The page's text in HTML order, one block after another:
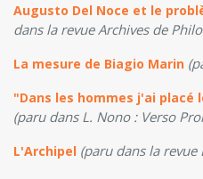
Augusto Del Noce et le
dans la revue Archives de
La mesure de Biagio Marin
"Dans les hommes j'ai placé
(paru dans L. Nono : Verso
L'Archipel (paru dans la revue